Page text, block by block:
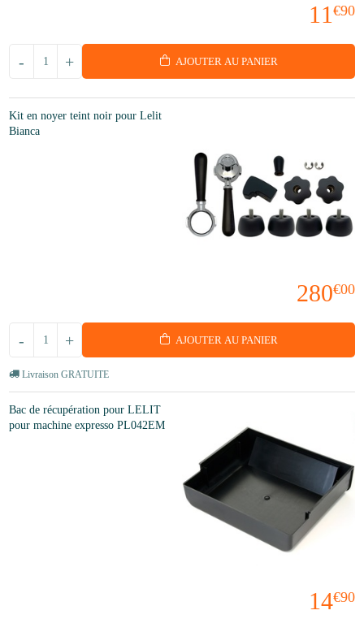
11 €90
+
- AJOUTER AU PANIER
Kit en noyer teint noir pour Lelit
Bianca
280€00
+
- AJOUTER AU PANIER
Livraison GRATUITE
Bac de récupération pour LELIT
pour machine expresso PL042EM
14€90